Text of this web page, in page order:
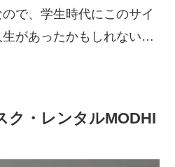
で、学生時代にこのサイ
生があったかもしれない…
ク・レンタルMODHI